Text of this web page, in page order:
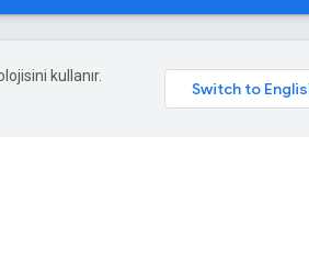
kullanır.